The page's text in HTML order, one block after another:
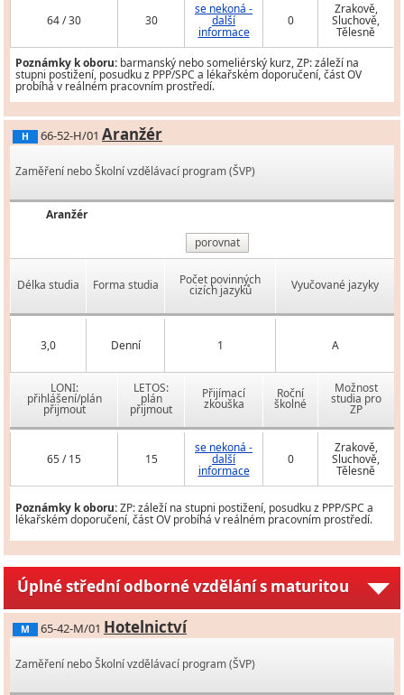
64 / 30 30
se nekoná -
další
informace
0
Zrakově,
Sluchově,
Tělesně
Poznámky k oboru: barmanský nebo someliérský kurz, ZP: záleží na
stupni postižení, posudku z PPP/SPC a lékařském doporučení, část OV
probíhá v reálném pracovním prostředí.
H 66-52-H/01 Aranžér
Zaměření nebo Školní vzdělávací program (ŠVP)
Aranžér
porovnat
Délka studia Forma studia Počet povinných
cizích jazyků Vyučované jazyky
3,0 Denní 1 A
LONI:
přihlášení/plán
přijmout
LETOS:
plán
přijmout
Přijímací
zkouška
Roční
školné
Možnost
studia pro
ZP
65 / 15 15
se nekoná -
další
informace
0
Zrakově,
Sluchově,
Tělesně
Poznámky k oboru:ZP: záleží na stupni postižení, posudku z PPP/SPC a
lékařském doporučení, část OV probíhá v reálném pracovním prostředí.
Úplné střední odborné vzdělání s maturitou
M 65-42-M/01 Hotelnictví
Zaměření nebo Školní vzdělávací program (ŠVP)